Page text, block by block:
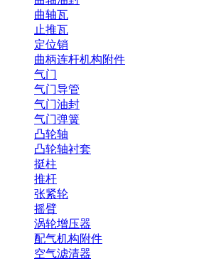
曲轴瓦
止推瓦
定位销
曲柄连杆机构附件
气门
气门导管
气门油封
气门弹簧
凸轮轴
凸轮轴衬套
挺柱
推杆
张紧轮
摇臂
涡轮增压器
配气机构附件
空气滤清器